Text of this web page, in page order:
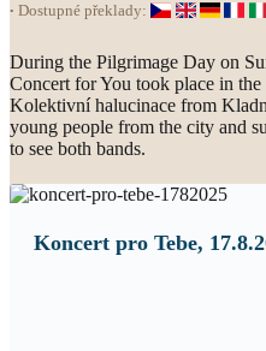
Dostupné překlady:
During the Pilgrimage Day on
Concert for You took place in
Kolektivní halucinace from
young people from the city and
to see both bands.
Koncert pro Tebe,